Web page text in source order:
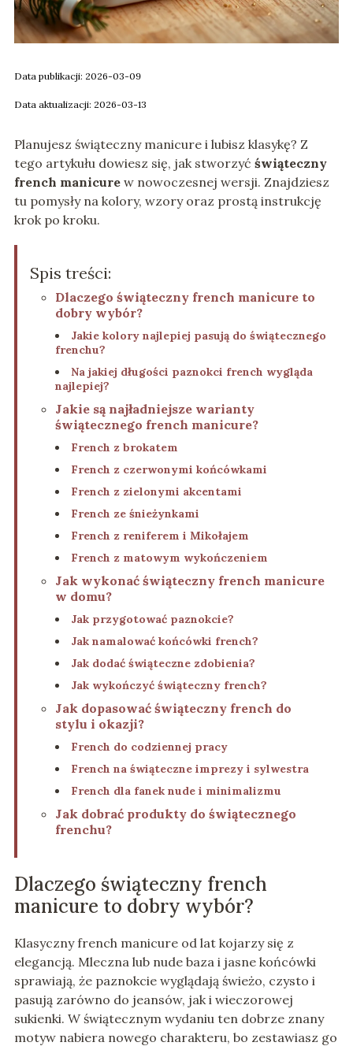
Data publikacji: 2026-03-09
Data aktualizacji: 2026-03-13
Planujesz świąteczny manicure i lubisz klasykę? Z
tego artykułu dowiesz się, jak stworzyć świąteczny
french manicurew nowoczesnej wersji. Znajdziesz
tu pomysły na kolory, wzory oraz prostą instrukcję
krok po kroku.
Spis treści:
Dlaczego świąteczny french manicure to
dobry wybór?
Jakie kolory najlepiej pasują do świątecznego
frenchu?
Na jakiej długości paznokci french wygląda
najlepiej?
Jakie są najładniejsze warianty
świątecznego french manicure?
French z brokatem
French z czerwonymi końcówkami
French z zielonymi akcentami
French ze śnieżynkami
French z reniferem i Mikołajem
French z matowym wykończeniem
Jak wykonać świąteczny french manicure
w domu?
Jak przygotować paznokcie?
Jak namalować końcówki french?
Jak dodać świąteczne zdobienia?
Jak wykończyć świąteczny french?
Jak dopasować świąteczny french do
stylu i okazji?
French do codziennej pracy
French na świąteczne imprezy i sylwestra
French dla fanek nude i minimalizmu
Jak dobrać produkty do świątecznego
frenchu?
Dlaczego świąteczny french
manicure to dobry wybór?
Klasyczny french manicure od lat kojarzy się z
elegancją. Mleczna lub nude baza i jasne końcówki
sprawiają, że paznokcie wyglądają świeżo, czysto i
pasują zarówno do jeansów, jak i wieczorowej
sukienki. W świątecznym wydaniu ten dobrze znany
motyw nabiera nowego charakteru, bo zestawiasz go